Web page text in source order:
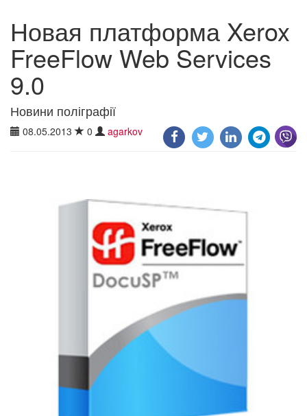
Новая платформа Xerox
FreeFlow Web Services
9.0
Новини поліграфії
08.05.2013 0 agarkov